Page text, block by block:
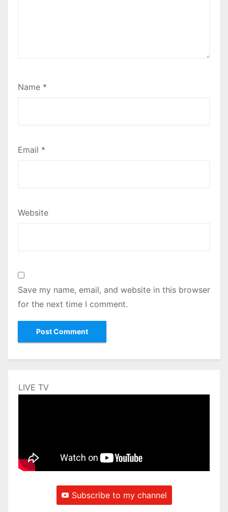
Name *
Email *
Website
Save my name, email, and website in this browser
for the next time I comment.
LIVE TV
Subscribe to my channel